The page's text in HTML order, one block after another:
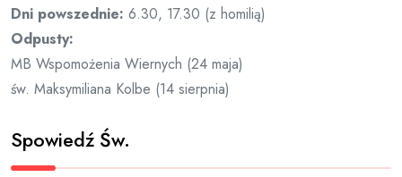
Dni powszednie: 6.30, 17.30 (z homilią)
Odpusty:
MB Wspomożenia Wiernych (24 maja)
św. Maksymiliana Kolbe (14 sierpnia)
Spowiedź Św.